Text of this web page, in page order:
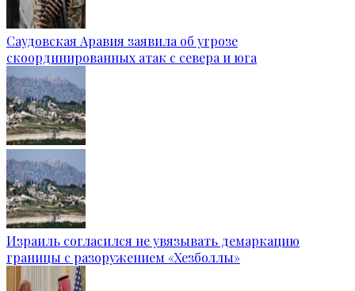
Саудовская Аравия заявила об угрозе
скоординированных атак с севера и юга
Израиль согласился не увязывать демаркацию
границы с разоружением «Хезболлы»